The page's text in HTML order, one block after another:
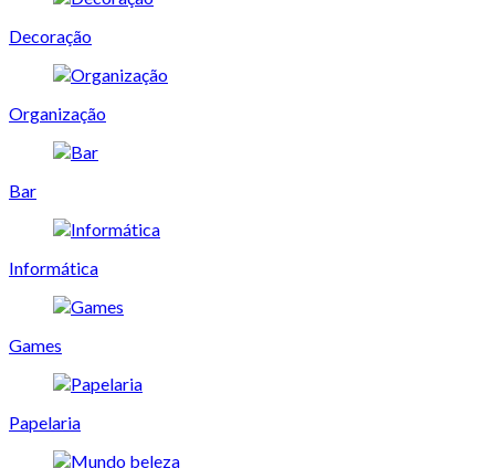
Decoração
Organização
Bar
Informática
Games
Papelaria